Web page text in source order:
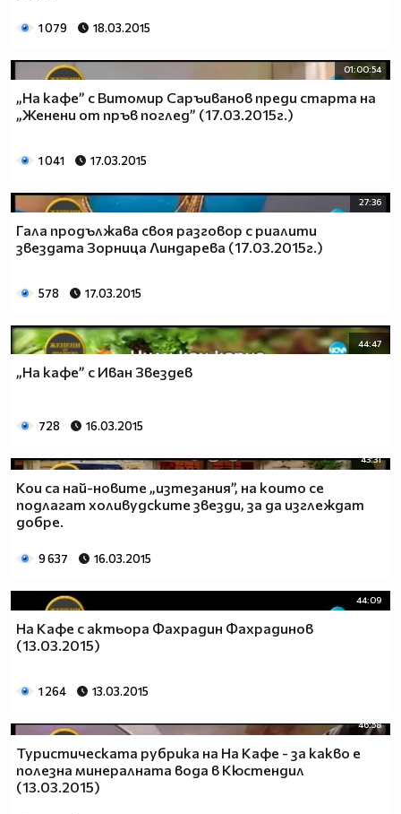
1 079 18.03.2015
01:00:54
„На кафе” с Витомир Саръиванов преди старта на
„Женени от пръв поглед” (17.03.2015г.)
1 041 17.03.2015
27:36
Гала продължава своя разговор с риалити
звездата Зорница Линдарева (17.03.2015г.)
578 17.03.2015
44:47
„На кафе” с Иван Звездев
728 16.03.2015
43:31
Кои са най-новите „изтезания”, на които се
подлагат холивудските звезди, за да изглеждат
добре.
9 637 16.03.2015
44:09
На Кафе с актьора Фахрадин Фахрадинов
(13.03.2015)
1 264 13.03.2015
46:58
Туристическата рубрика на На Кафе - за какво е
полезна минералната вода в Кюстендил
(13.03.2015)